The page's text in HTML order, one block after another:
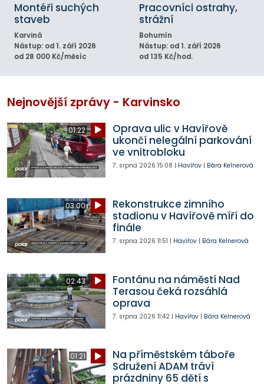
Montéři suchých
staveb
Karviná
Nástup: od 1. září 2026
od 28 000 Kč/měsíc
Pracovníci ostrahy,
strážní
Bohumín
Nástup: od 1. září 2026
od 135 Kč/hod.
Nejnovější zprávy - Karvinsko
01:22
Oprava ulic v Havířově
ukončí nelegální parkování
ve vnitrobloku
7. srpna 2026 15:08 | Havířov| Bára Kelnerová
03:00
Rekonstrukce zimního
stadionu v Havířově míří do
finále
7. srpna 2026 11:51 | Havířov| Bára Kelnerová
02:43
Fontánu na náměstí Nad
Terasou čeká rozsáhlá
oprava
7. srpna 2026 11:42| Havířov| Bára Kelnerová
01:21
Na příměstském táboře
Sdružení ADAM tráví
prázdniny 65 dětí s